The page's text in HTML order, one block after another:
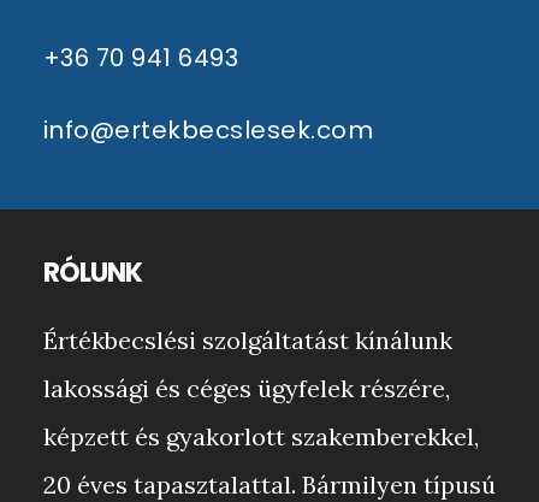
+36 70 941 6493
info@ertekbecslesek.com
RÓLUNK
Értékbecslési szolgáltatást kínálunk
lakossági és céges ügyfelek részére,
képzett és gyakorlott szakemberekkel,
20 éves tapasztalattal. Bármilyen típusú